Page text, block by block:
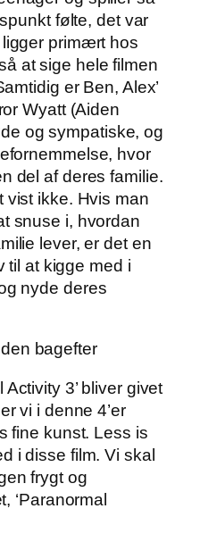
følte, det var
primært hos
at sige hele filmen
er Ben, Alex’
Wyatt (Aiden
og sympatiske, og
hvor
del af deres familie.
vist ikke. Hvis man
snuse i, hvordan
lever, er det en
til at kigge med i
nyde deres
bagefter
Activity 3’ bliver givet
vi i denne 4’er
fine kunst. Less is
i disse film. Vi skal
frygt og
‘Paranormal